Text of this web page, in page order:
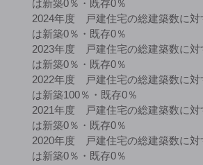
は新築0％・既存0％
2024年度 戸建住宅の総建築数に対
は新築0％・既存0％
2023年度 戸建住宅の総建築数に対
は新築0％・既存0％
2022年度 戸建住宅の総建築数に対
は新築100％・既存0％
2021年度 戸建住宅の総建築数に対
は新築0％・既存0％
2020年度 戸建住宅の総建築数に対
は新築0％・既存0％